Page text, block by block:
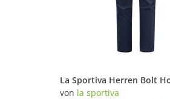
La Sportiva Herren Bolt
von la sportiva